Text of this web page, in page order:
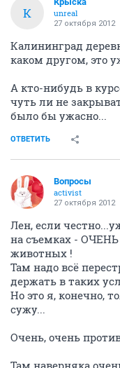
К
unreal
27 октября 2012
Калининград
каком другом, это
А кто-нибудь в
чуть ли не
было бы ужасно...
ОТВЕТИТЬ
Вопросы
activist
27 октября 2012
Лен, если
на съемках -
животных !
Там надо всё
держать в таких
Но это я, конечно,
сужу...
Очень, очень